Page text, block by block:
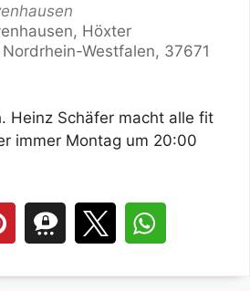
Höxter
Westfalen, 37671
Heinz Schäfer macht alle fit
immer Montag um 20:00